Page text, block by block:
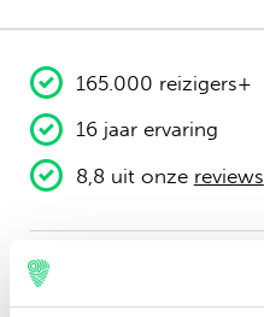
Nederlands
Engels
165.000 reizigers+
16 jaar ervaring
8,8 uit onze reviews